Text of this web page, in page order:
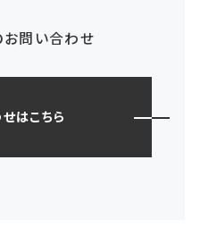
お問い合わせ
はこちら